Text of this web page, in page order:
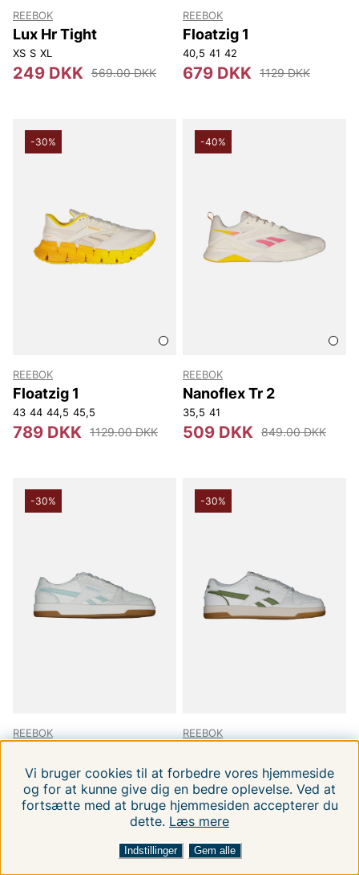
FILTRERA EFTER SORTER EFTER:
REEBOK
Lux Hr Tight
XS S XL
249 DKK 569.00 DKK
REEBOK
Floatzig 1
40,5 41 42
679 DKK 1129 DKK
-30%
REEBOK
Floatzig 1
43 44 44,5 45,5
789 DKK 1129.00 DKK
-40%
REEBOK
Nanoflex Tr 2
35,5 41
509 DKK 849.00 DKK
-30%
REEBOK
36 37 39 40 41 42
399 DKK 569.00 DKK
-30%
REEBOK
41 42 43 44 44,5 45
399 DKK 569.00 DKK
-30%
Vi bruger cookies til at forbedre vores hjemmeside
og for at kunne give dig en bedre oplevelse. Ved at
fortsætte med at bruge hjemmesiden accepterer du
dette. Læs mere
Indstillinger Gem alle